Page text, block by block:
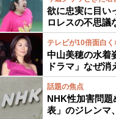
欲に忠実に目い
ロレスの不思議
テレビが10倍面白
中山美穂の水着
ドラマ」なぜ消
話題の焦点
NHK性加害問
表」のジレンマ